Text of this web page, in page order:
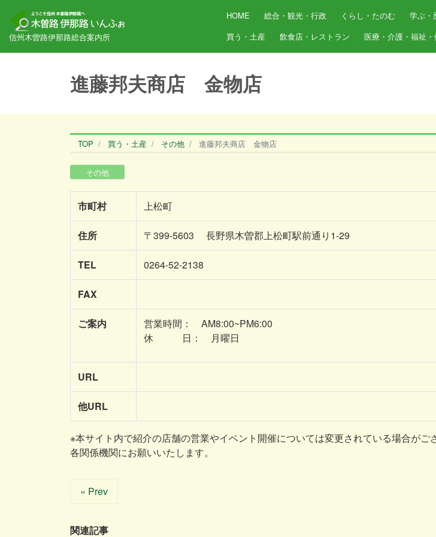
信州木曽路伊那路総合案内所
HOME 総合・観光・行政 くらし・たのむ 学ぶ・
買う・土産
飲食店・レストラン 医療・介護・福祉
進藤邦夫商店 金物店
TOP 買う・土産 その他 進藤邦夫商店 金物店
その他
市町村 上松町
住所 〒399-5603 長野県木曽郡上松町駅前通り1-29
TEL 0264-52-2138
FAX
ご案内
営業時間： AM8:00~PM6:00
休 日： 月曜日
URL
他URL
※本サイト内で紹介の店舗の営業やイベント開催については変更されている場合がご
各関係機関にお願いいたします。
« Prev
関連記事